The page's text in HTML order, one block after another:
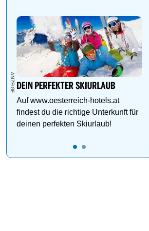
DEIN PERFEKTER SKIURLAUB
Auf www.oesterreich-hotels.at
findest du die richtige Unterkunft für
deinen perfekten Skiurlaub!